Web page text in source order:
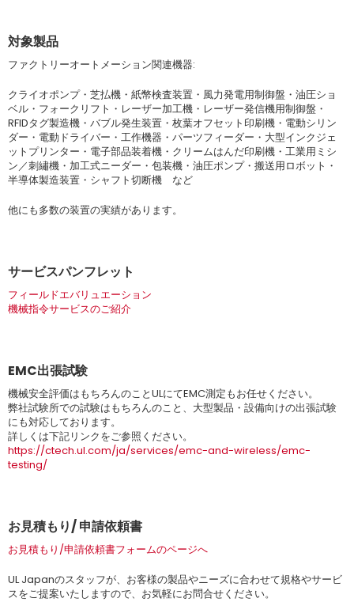
対象製品
ファクトリーオートメーション関連機器:
クライオポンプ・芝払機・紙幣検査装置・風力発電用制御盤・油圧ショ
ベル・フォークリフト・レーザー加工機・レーザー発信機用制御盤・
RFIDタグ製造機・バブル発生装置・枚葉オフセット印刷機・電動シリン
ダー・電動ドライバー・工作機器・パーツフィーダー・大型インクジェ
ットプリンター・電子部品装着機・クリームはんだ印刷機・工業用ミシ
ン／刺繡機・加工式ニーダー・包装機・油圧ポンプ・搬送用ロボット・
半導体製造装置・シャフト切断機 など
他にも多数の装置の実績があります。
サービスパンフレット
フィールドエバリュエーション
機械指令サービスのご紹介
EMC出張試験
機械安全評価はもちろんのことULにてEMC測定もお任せください。
弊社試験所での試験はもちろんのこと、大型製品・設備向けの出張試験
にも対応しております。
詳しくは下記リンクをご参照ください。
https://ctech.ul.com/ja/services/emc-and-wireless/emc-
testing/
お見積もり/ 申請依頼書
お見積もり/申請依頼書フォームのページへ
UL Japanのスタッフが、お客様の製品やニーズに合わせて規格やサービ
スをご提案いたしますので、お気軽にお問合せください。